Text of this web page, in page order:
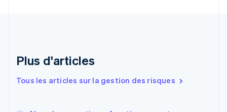
Plus d'articles
Tous les articles sur la gestion des risques
Estonie
États-Unis